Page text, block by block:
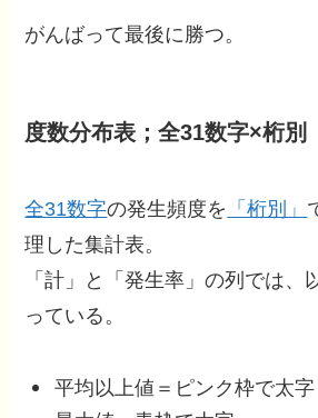
がんばって最後に勝つ。
度数分布表；全31数字×桁別
全31数字の発生頻度を 「桁別」
理した集計表。
「計」と「発生率」の列では、
っている。
平均以上値＝ピンク枠で太字